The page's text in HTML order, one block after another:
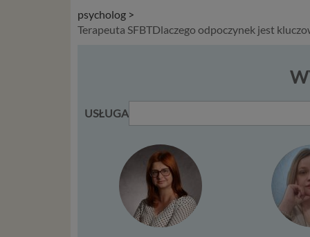
psycholog >
Terapeuta SFBTDlaczego odpoczynek jest
USŁUGA
kilka